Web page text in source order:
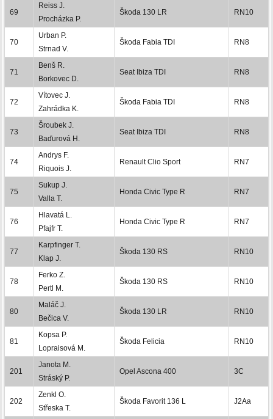
69
Reiss J.
Procházka P.
Škoda 130 LR RN10
70
Urban P.
Strnad V.
Škoda Fabia TDI RN8
71
Benš R.
Borkovec D.
Seat Ibiza TDI RN8
72
Vítovec J.
Zahrádka K.
Škoda Fabia TDI RN8
73
Šroubek J.
Baďurová H.
Seat Ibiza TDI RN8
74
Andrys F.
Riquois J.
Renault Clio Sport RN7
75
Sukup J.
Valla T.
Honda Civic Type R RN7
76
Hlavatá L.
Pfajfr T.
Honda Civic Type R RN7
77
Karpfinger T.
Klap J.
Škoda 130 RS RN10
78
Ferko Z.
Pertl M.
Škoda 130 RS RN10
80
Maláč J.
Bečica V.
Škoda 130 LR RN10
81
Kopsa P.
Lopraisová M.
Škoda Felicia RN10
201
Janota M.
Stráský P.
Opel Ascona 400 3C
202
Zenkl O.
Střeska T.
Škoda Favorit 136 L J2Aa